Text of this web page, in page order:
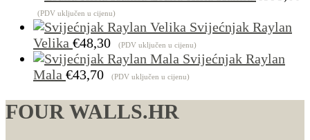
(PDV uključen u cijenu)
Svijećnjak Raylan
Velika €48,30 (PDV uključen u cijenu)
Svijećnjak Raylan
Mala €43,70 (PDV uključen u cijenu)
FOUR WALLS.HR